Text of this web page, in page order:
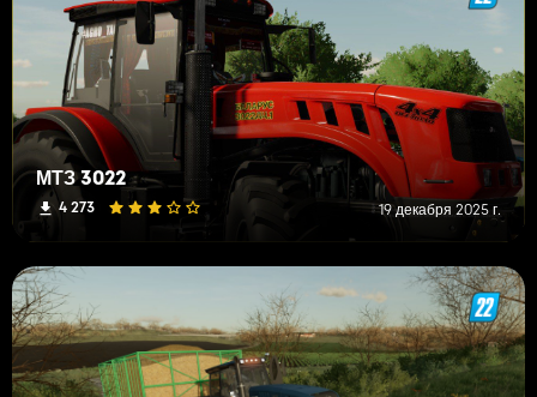
МТЗ 3022
4 273 19 декабря 2025 г.